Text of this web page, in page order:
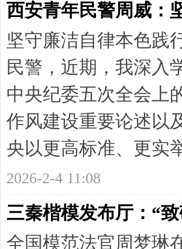
西安青年民警周威：
坚守廉洁自律本色践
民警，近期，我深入
中央纪委五次全会上
作风建设重要论述以
央以更高标准、更实
2026-2-4 11:08
三秦楷模发布厅：“
全国模范法官周梦琳